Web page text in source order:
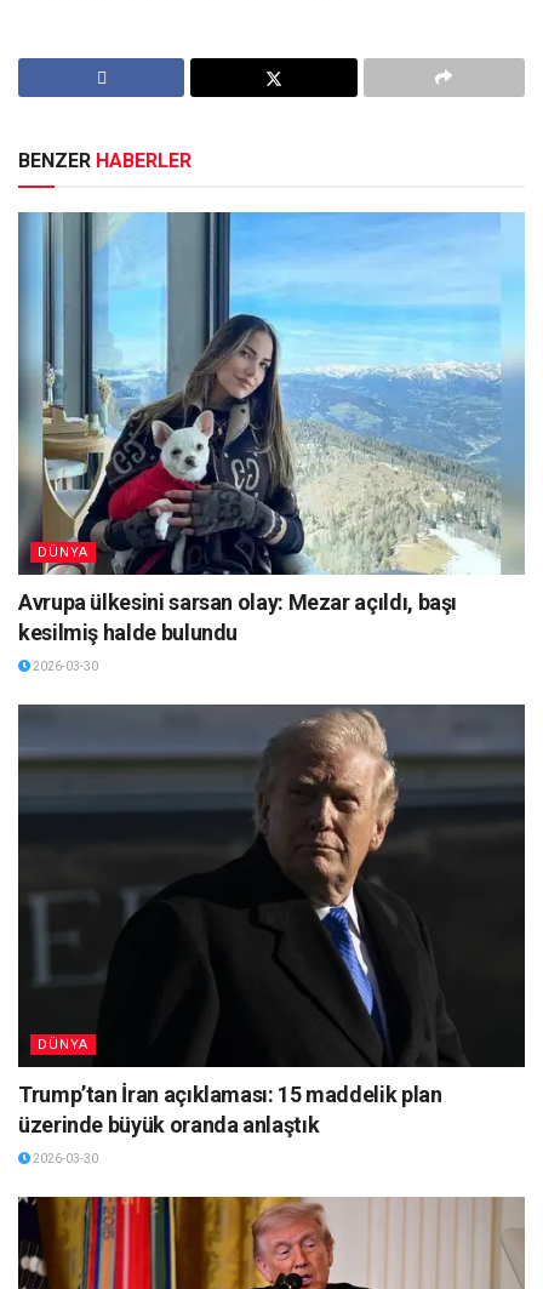
BENZER HABERLER
DÜNYA
Avrupa ülkesini sarsan olay: Mezar açıldı, başı
kesilmiş halde bulundu
2026-03-30
DÜNYA
Trump’tan İran açıklaması: 15 maddelik plan
üzerinde büyük oranda anlaştık
2026-03-30